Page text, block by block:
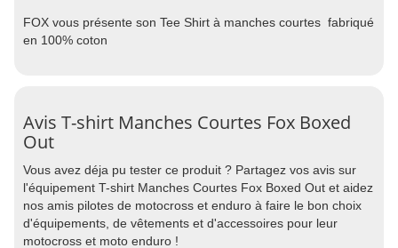
FOX vous présente son Tee Shirt à manches courtes fabriqué
en 100% coton
Avis T-shirt Manches Courtes Fox Boxed
Out
Vous avez déja pu tester ce produit ? Partagez vos avis sur
l'équipement T-shirt Manches Courtes Fox Boxed Out et aidez
nos amis pilotes de motocross et enduro à faire le bon choix
d'équipements, de vêtements et d'accessoires pour leur
motocross et moto enduro !